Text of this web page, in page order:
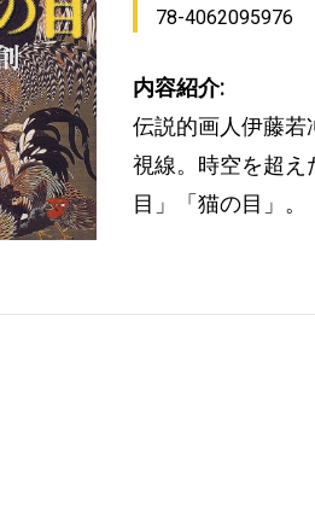
78-4062095976
内容紹介:
伝説的画人伊藤若
視線。時空を超え
目」「猫の目」。